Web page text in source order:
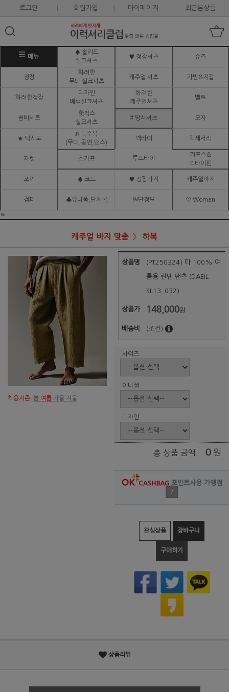
로그인 회원가입 마이페이지 최근본상품
메뉴
♠ 솔리드
실크셔츠
♥ 정장셔츠 슈즈
정장
화려한
무늬 실크셔츠
캐주얼 셔츠 가방&지갑
화려한정장
디자인
배색실크셔츠
화려한
캐주얼셔츠
벨트
콤비세트
핫픽스
실크셔츠
# 망사셔츠 모자
★ 턱시도
♬ 특수복
(무대.공연,댄스)
넥타이 액세서리
자켓 스카프 루프타이
커프스&
넥타이핀
조끼 ♠ 코트 ♥ 정장바지 캐주얼바지
점퍼 ♣유니폼,단체복 원단정보 ♡ Woman
ㅌ
캐주얼 바지 맞춤 하복
착용시즌: 봄 여름 가을 겨울
상품명 (PT250324) 마 100% 여
름용 린넨 팬츠 (DAEIL
SL13_032)
상품가 148,000원
배송비 (조건)
사이즈
이니셜
디자인
총 상품 금액 0 원
포인트사용 가맹점
?
관심상품 장바구니
구매하기
상품리뷰